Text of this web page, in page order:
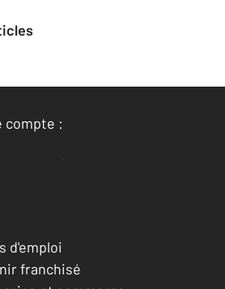
compte :
Accéder à mon compte
d'emploi
franchisé